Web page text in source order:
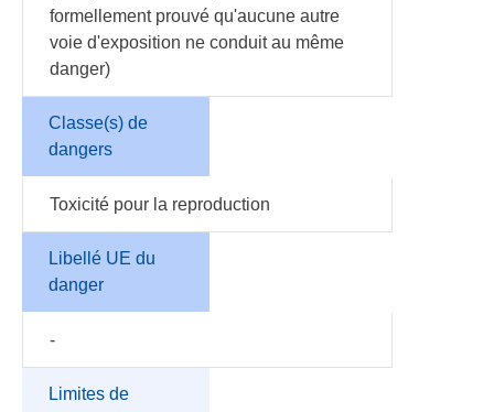
formellement prouvé qu'aucune autre
voie d'exposition ne conduit au même
danger)
Classe(s) de
dangers
Toxicité pour la reproduction
Libellé UE du
danger
-
Limites de